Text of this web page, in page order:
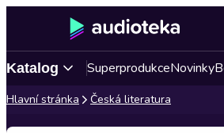
Katalog SuperprodukceNovinky
Hlavní stránka Česká literatura